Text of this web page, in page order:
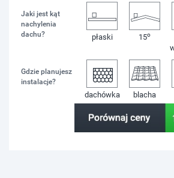
Jaki jest kąt
nachylenia
dachu?
płaski 15o
Gdzie planujesz
instalacje?
dachówka blacha